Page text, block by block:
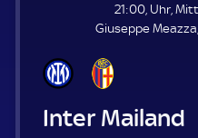
21:00, Uhr,
Giuseppe Meazza
Inter Mailand